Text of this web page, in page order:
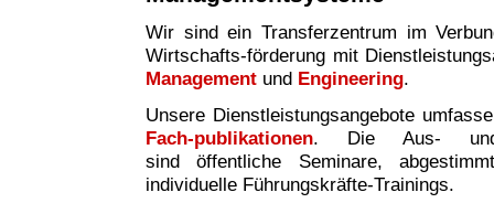
Wir sind ein Transferzentrum im
Wirtschafts-förderung mit
Management und Engineering.
Unsere Dienstleistungsangebote
Fach-publikationen. Die Aus- und
sindöffentliche Seminare,
individuelle Führungskräfte-Trainings.